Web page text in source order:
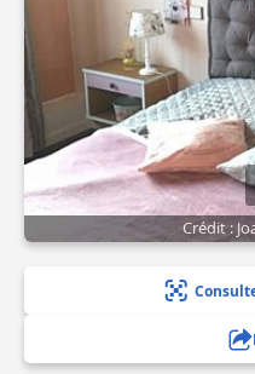
Crédit :